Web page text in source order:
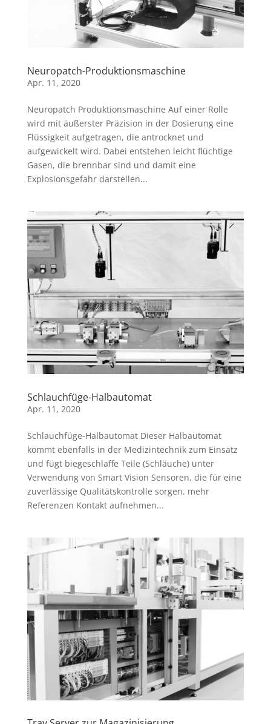
Neuropatch-Produktionsmaschine
Apr. 11, 2020
Neuropatch Produktionsmaschine Auf einer Rolle
wird mit äußerster Präzision in der Dosierung eine
Flüssigkeit aufgetragen, die antrocknet und
aufgewickelt wird. Dabei entstehen leicht flüchtige
Gasen, die brennbar sind und damit eine
Explosionsgefahr darstellen...
Schlauchfüge-Halbautomat
Apr. 11, 2020
Schlauchfüge-Halbautomat Dieser Halbautomat
kommt ebenfalls in der Medizintechnik zum Einsatz
und fügt biegeschlaffe Teile (Schläuche) unter
Verwendung von Smart Vision Sensoren, die für eine
zuverlässige Qualitätskontrolle sorgen. mehr
Referenzen Kontakt aufnehmen...